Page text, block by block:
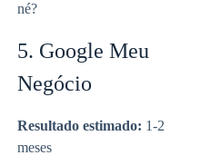
né?
5. Google Meu
Negócio
Resultado estimado: 1-2
meses